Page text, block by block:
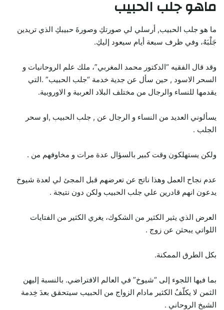
ماهو جلب الحبيب
ما هو جلب الحبيب, أرسلي لي صورتكِ وصورةَ حبيبكِ الذي تريدين
جَلْبَهُ، وفي ظرف سبعة أيام سيعود إليكِ.
وقد قال الفقيه “الدكتور محمد المغربي”، ملك علم الروحانيات و
السحر الاسود , حين سأل عن جدية خدمة “جلب الحبيب” .التي
يقدمها للنساء والرجال من مختلف البلاد العربية و الاوروبية.
يسألوني العديد من النساء و الرجال عن , جلب الحبيب ,او سحر
الجلب .
ولكن يستهلكون وقت كبير بالسؤال عدة مرات و مخاوفهم من .
عدم نجاح العمل وهذا ناتج عن تعرضهم قبل المجئ لي لعدة شيوخ
يدعون انهم قادرين علي جلب الحبيب ولكن دون نتيجة .
العرض الذي يثير الكثير من الشكوك، يغري الكثير من الفتايات
اللواتي يبحثن عن زوج .
بكل الطرق الممكنة.
بما فيها اللجوء إلى “شيوخ” في العالم الافتراضي. بالنسبة إليهن
الثمن لا يكلّفُ الكثير مادام الزواج من الحبيب سيتحقق بعدَ خِدمة
الشيخ الروحاني .